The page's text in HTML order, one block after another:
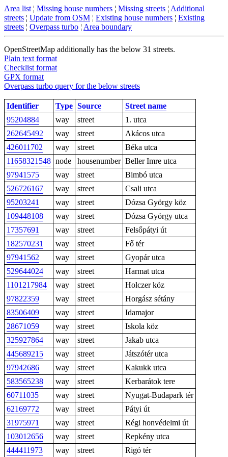
Area list ¦ Missing house numbers ¦ Missing streets ¦ Additional
streets ¦ Update from OSM ¦ Existing house numbers ¦ Existing
streets ¦ Overpass turbo ¦ Area boundary
OpenStreetMap additionally has the below 31 streets.
Plain text format
Checklist format
GPX format
Overpass turbo query for the below streets
Identifier Type Source
Street name
95204884
way street
1. utca
262645492
way street
Akácos utca
426011702
way street
Béka utca
11658321548 node housenumber Beller Imre utca
97941575
way street
Bimbó utca
526726167
way street
Csali utca
95203241
way street
Dózsa György köz
109448108
way street
Dózsa György utca
17357691
way street
Felsőpátyi út
182570231
way street
Fő tér
97941562
way street
Gyopár utca
529644024
way street
Harmat utca
1101217984
way street
Holczer köz
97822359
way street
Horgász sétány
83506409
way street
Idamajor
28671059
way street
Iskola köz
325927864
way street
Jakab utca
445689215
way street
Játszótér utca
97942686
way street
Kakukk utca
583565238
way street
Kerbarátok tere
60711035
way street
Nyugat-Budapark tér
62169772
way street
Pátyi út
31975971
way street
Régi honvédelmi út
103012656
way street
Repkény utca
444411973
way street Rigó tér